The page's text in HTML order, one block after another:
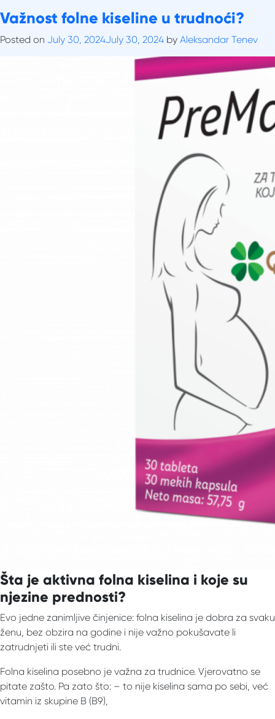
to
content
Tag:vitamini u trudnoći
Važnost folne kiseline u trudnoći?
Posted on July 30, 2024July 30, 2024 by Aleksandar Tenev
Šta je aktivna folna kiselina i koje su
njezine prednosti?
Evo jedne zanimljive činjenice: folna kiselina je dobra za svaku
ženu, bez obzira na godine i nije važno pokušavate li
zatrudnjeti ili ste već trudni.
Folna kiselina posebno je važna za trudnice. Vjerovatno se
pitate zašto. Pa zato što: – to nije kiselina sama po sebi, već
vitamin iz skupine B (B9),